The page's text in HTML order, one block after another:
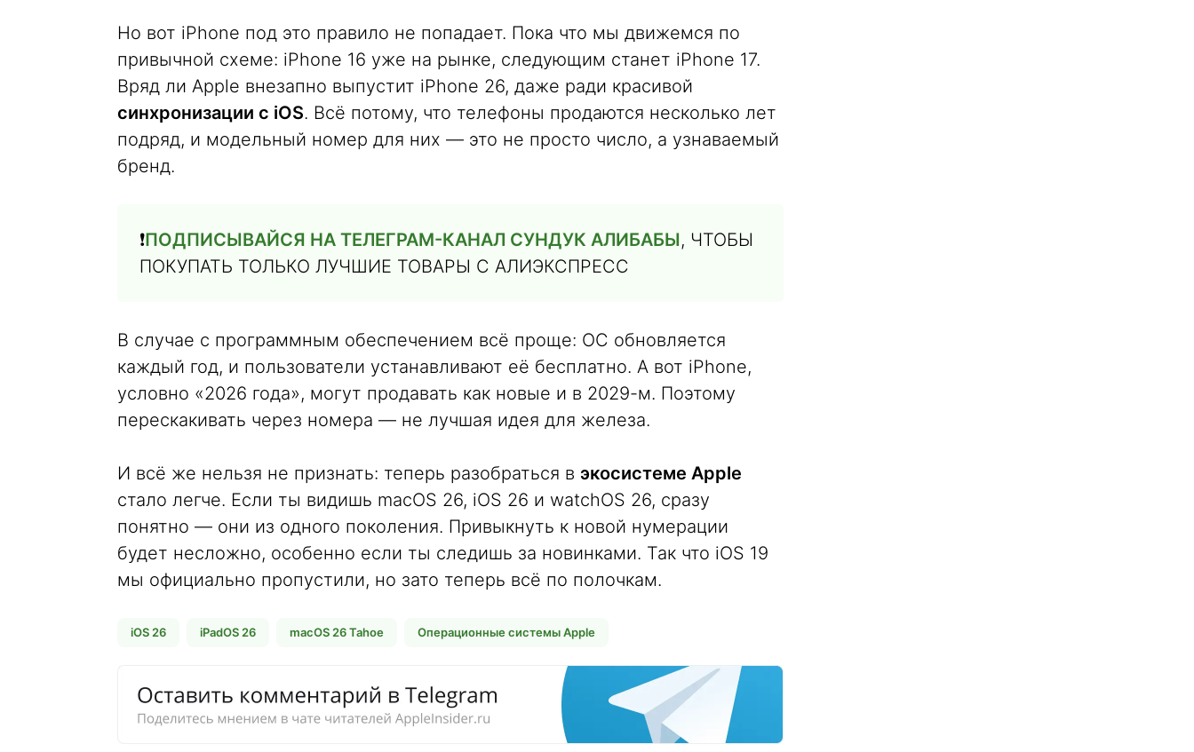
Но вот iPhone под это правило не попадает. Пока что мы движемся по
привычной схеме: iPhone 16 уже на рынке, следующим станет iPhone 17.
Вряд ли Apple внезапно выпустит iPhone 26, даже ради красивой
синхронизации с iOS. Всё потому, что телефоны продаются несколько лет
подряд, и модельный номер для них — это не просто число, а узнаваемый
бренд.
❗️ПОДПИСЫВАЙСЯ НА ТЕЛЕГРАМ-КАНАЛ СУНДУК АЛИБАБЫ, ЧТОБЫ
ПОКУПАТЬ ТОЛЬКО ЛУЧШИЕ ТОВАРЫ С АЛИЭКСПРЕСС
В случае с программным обеспечением всё проще: ОС обновляется
каждый год, и пользователи устанавливают её бесплатно. А вот iPhone,
условно «2026 года», могут продавать как новые и в 2029-м. Поэтому
перескакивать через номера — не лучшая идея для железа.
И всё же нельзя не признать: теперь разобраться в экосистеме Apple
стало легче. Если ты видишь macOS 26, iOS 26 и watchOS 26, сразу
понятно — они из одного поколения. Привыкнуть к новой нумерации
будет несложно, особенно если ты следишь за новинками. Так что iOS 19
мы официально пропустили, но зато теперь всё по полочкам.
iOS 26 iPadOS 26 macOS 26 Tahoe Операционные системы Apple